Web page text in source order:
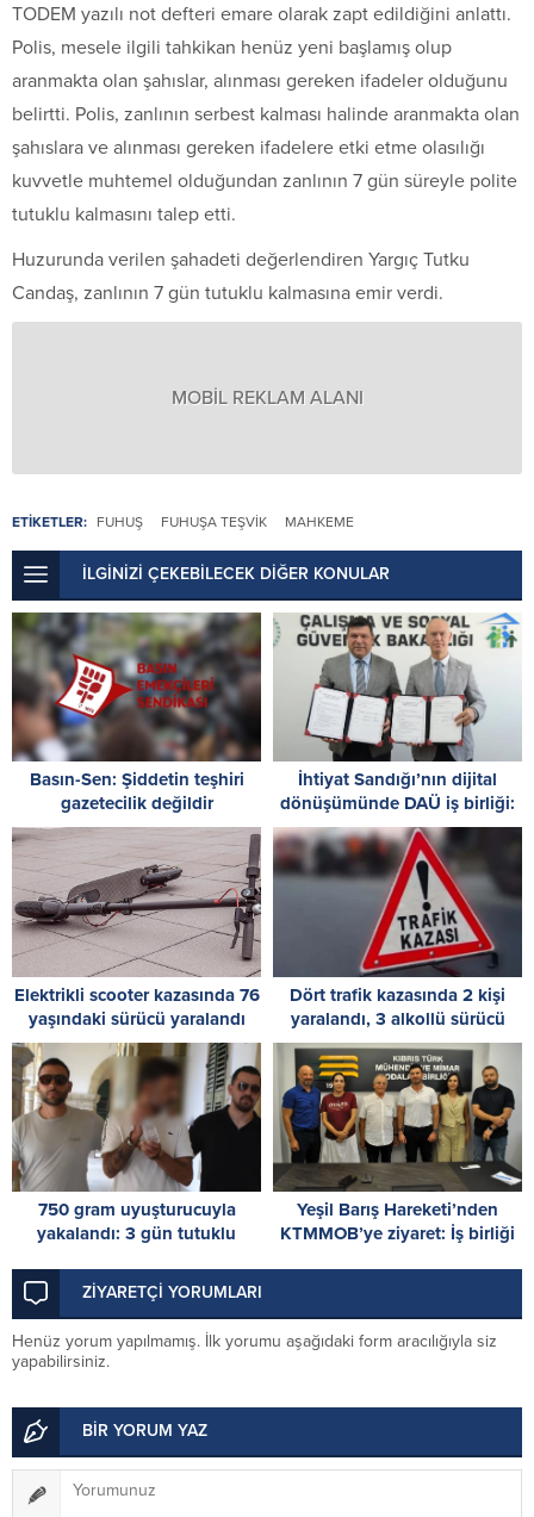
TODEM yazılı not defteri emare olarak zapt edildiğini anlattı.
Polis, mesele ilgili tahkikan henüz yeni başlamış olup
aranmakta olan şahıslar, alınması gereken ifadeler olduğunu
belirtti. Polis, zanlının serbest kalması halinde aranmakta olan
şahıslara ve alınması gereken ifadelere etki etme olasılığı
kuvvetle muhtemel olduğundan zanlının 7 gün süreyle polite
tutuklu kalmasını talep etti.
Huzurunda verilen şahadeti değerlendiren Yargıç Tutku
Candaş, zanlının 7 gün tutuklu kalmasına emir verdi.
MOBİL REKLAM ALANI
ETİKETLER: FUHUŞ FUHUŞA TEŞVIK MAHKEME
İLGİNİZİ ÇEKEBİLECEK DİĞER KONULAR
Basın-Sen: Şiddetin teşhiri
gazetecilik değildir
İhtiyat Sandığı’nın dijital
dönüşümünde DAÜ iş birliği:
Protokol imzalandı
Elektrikli scooter kazasında 76
yaşındaki sürücü yaralandı
Dört trafik kazasında 2 kişi
yaralandı, 3 alkollü sürücü
tespit edildi
750 gram uyuşturucuyla
yakalandı: 3 gün tutuklu
Yeşil Barış Hareketi’nden
KTMMOB’ye ziyaret: İş birliği
ZİYARETÇİ YORUMLARI
Henüz yorum yapılmamış. İlk yorumu aşağıdaki form aracılığıyla siz
yapabilirsiniz.
BİR YORUM YAZ